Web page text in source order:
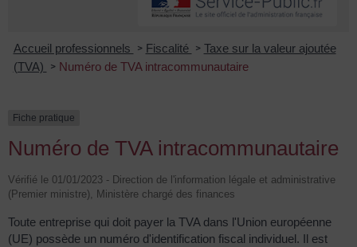
Accueil professionnels > Fiscalité > Taxe sur la valeur ajoutée
(TVA)
> Numéro de TVA intracommunautaire
Fiche pratique
Numéro de TVA intracommunautaire
Vérifié le 01/01/2023 - Direction de l'information légale et administrative
(Premier ministre), Ministère chargé des finances
Toute entreprise qui doit payer la TVA dans l'Union européenne
(UE) possède un numéro d'identification fiscal individuel. Il est